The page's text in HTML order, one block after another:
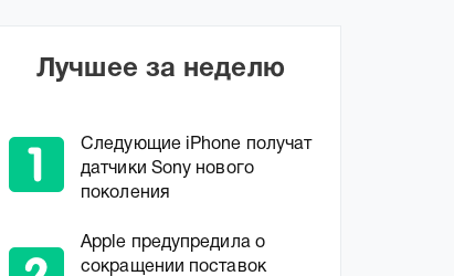
Лучшее за неделю
Следующие iPhone получат
датчики Sony нового
поколения
Apple предупредила о
сокращении поставок